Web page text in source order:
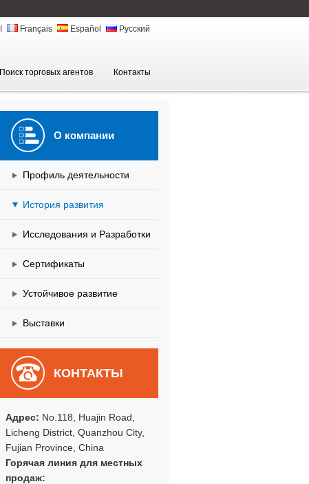
Français Español Русский
Поиск торговых агентов Контакты
О компании
Профиль деятельности
История развития
Исследования и Разработки
Сертификаты
Устойчивое развитие
Выставки
КОНТАКТЫ
Адрес: No.118, Huajin Road,
Licheng District, Quanzhou City,
Fujian Province, China
Горячая линия для местных
продаж: